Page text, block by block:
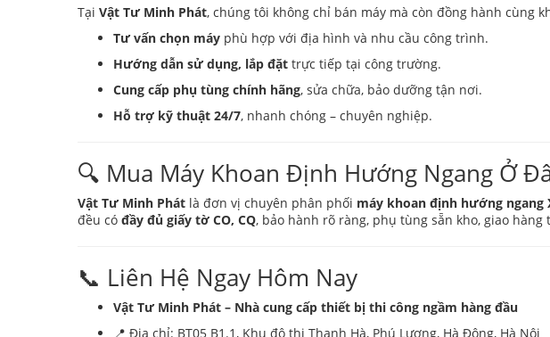
Tại Vật Tư Minh Phát, chúng tôi không chỉ bán máy mà còn đồng hành cùng
Tư vấn chọn máy phù hợp với địa hình và nhu cầu công trình.
Hướng dẫn sử dụng, lắp đặt trực tiếp tại công trường.
Cung cấp phụ tùng chính hãng, sửa chữa, bảo dưỡng tận nơi.
Hỗ trợ kỹ thuật 24/7, nhanh chóng – chuyên nghiệp.
🔍 Mua Máy Khoan Định Hướng Ngang Ở
Vật Tư Minh Phát là đơn vị chuyên phân phối máy khoan định hướng ngang
đều có đầy đủ giấy tờ CO, CQ, bảo hành rõ ràng, phụ tùng sẵn kho, giao hàng
📞 Liên Hệ Ngay Hôm Nay
Vật Tư Minh Phát – Nhà cung cấp thiết bị thi công ngầm hàng đầu
📍 Địa chỉ: BT05 B1.1, Khu đô thị Thanh Hà, Phú Lương, Hà Đông, Hà Nội